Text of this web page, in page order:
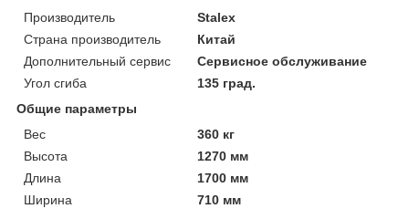
Производитель
Stalex
Страна производитель
Китай
Дополнительный сервис
Сервисное обслуживание
Угол сгиба
135 град.
Общие параметры
Вес
360 кг
Высота
1270 мм
Длина
1700 мм
Ширина
710 мм